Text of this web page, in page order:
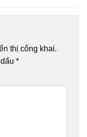
thị công khai.
*